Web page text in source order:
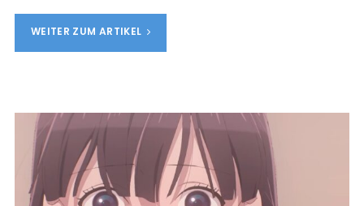
WEITER ZUM ARTIKEL